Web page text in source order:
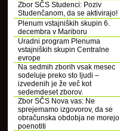
Zbor SČS Studenci: Poziv
Studenčanom, da se aktivirajo!
Plenum vstajniških skupin 6.
decembra v Mariboru
Uradni program Plenuma
vstajniških skupin Centralne
evrope
Na sedmih zborih vsak mesec
sodeluje preko sto ljudi –
izvedenih je že več kot
sedemdeset zborov.
Zbor SČS Nova vas: Ne
sprejemamo izgovorov, da se
obračunska obdobja ne morejo
poenotiti